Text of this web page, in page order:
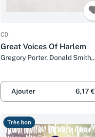
CD
Great Voices Of Harlem
Gregory Porter, Donald Smith,
Ajouter
6,17 €
Très bon